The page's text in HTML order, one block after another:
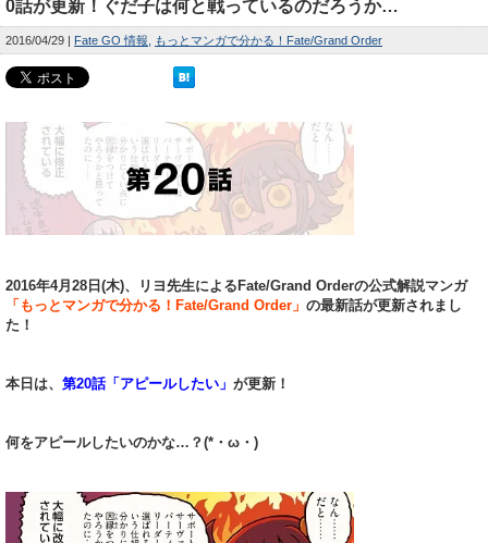
0話が更新！ぐだ子は何と戦っているのだろうか…
2016/04/29 Fate GO 情報 もっとマンガで分かる！Fate/Grand Order
2016年4月28日(木)、リヨ先生によるFate/Grand Orderの公式解説マンガ
「もっとマンガで分かる！Fate/Grand Order」 の最新話が更新されまし
た！
本日は、 第20話「アピールしたい」 が更新！
何をアピールしたいのかな…？(*・ω・)